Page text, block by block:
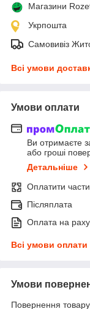
Магазини
Укрпошта
Самовивіз
Всі умови
Умови оплати
Ви отримаєте
або гроші
Детальніше
Оплатити
Післяплата
Оплата на
Всі умови оплати
Умови
Повернення